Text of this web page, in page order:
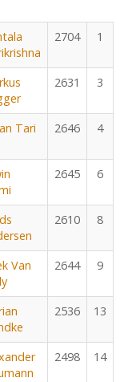
2704 1
2631 3
Tari 2646 4
2645 6
2610 8
Van
2644 9
2536 13
2498 14